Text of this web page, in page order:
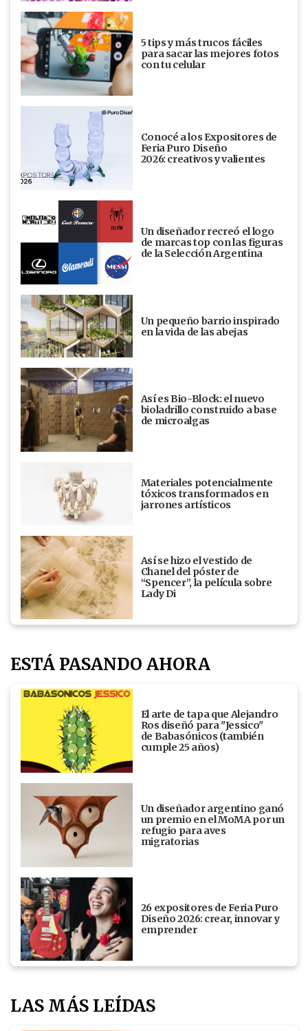
5 tips y más trucos fáciles
para sacar las mejores fotos
con tu celular
Conocé a los Expositores de
Feria Puro Diseño
2026: creativos y valientes
Un diseñador recreó el logo
de marcas top con las figuras
de la Selección Argentina
Un pequeño barrio inspirado
en la vida de las abejas
Así es Bio-Block: el nuevo
bioladrillo construido a base
de microalgas
Materiales potencialmente
tóxicos transformados en
jarrones artísticos
Así se hizo el vestido de
Chanel del póster de
“Spencer”, la película sobre
Lady Di
ESTÁ PASANDO AHORA
El arte de tapa que Alejandro
Ros diseñó para "Jessico"
de Babasónicos (también
cumple 25 años)
Un diseñador argentino ganó
un premio en el MoMA por un
refugio para aves
migratorias
26 expositores de Feria Puro
Diseño 2026: crear, innovar y
emprender
LAS MÁS LEÍDAS